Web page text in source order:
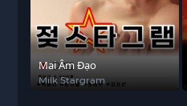
Mai Âm Đạo
Milk Stargram